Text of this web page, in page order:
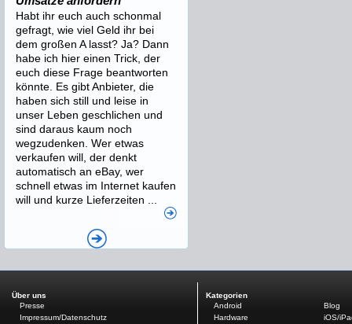
Habt ihr euch auch schonmal
gefragt, wie viel Geld ihr bei
dem großen A lasst? Ja? Dann
habe ich hier einen Trick, der
euch diese Frage beantworten
könnte. Es gibt Anbieter, die
haben sich still und leise in
unser Leben geschlichen und
sind daraus kaum noch
wegzudenken. Wer etwas
verkaufen will, der denkt
automatisch an eBay, wer
schnell etwas im Internet kaufen
will und kurze Lieferzeiten ...
Über uns
Presse
Impressum/Datenschutz
Kategorien
Android
Blog
Hardware
iOS/